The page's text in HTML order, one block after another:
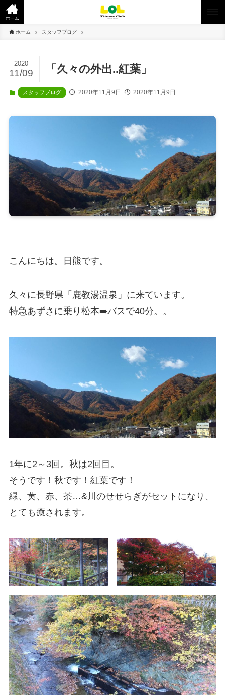
ホーム
ホーム スタッフブログ
「久々の外出..紅葉」
2020
11/09
スタッフブログ 2020年11月9日 2020年11月9日
こんにちは。日熊です。
久々に長野県「鹿教湯温泉」に来ています。
特急あずさに乗り松本➡️バスで40分。。
1年に2～3回。秋は2回目。
そうです！秋です！紅葉です！
緑、黄、赤、茶…&川のせせらぎがセットになり、
とても癒されます。